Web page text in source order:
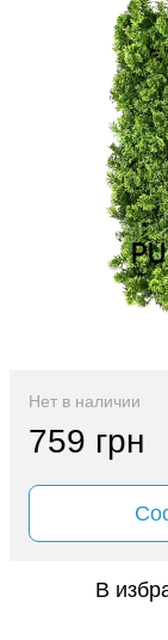
Нет в наличии
759 грн
В